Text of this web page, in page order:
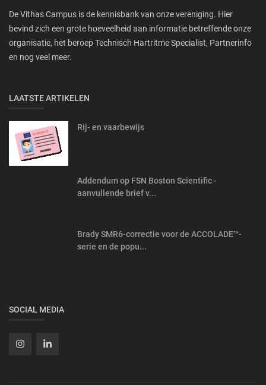
De Vithas Campus is de kennisbank van onze vereniging. Hier
bevind zich een grote hoeveelheid aan informatie betreffende onze
organisatie, het beroep Technisch Hartritme Specialist, Partnerinfo
en nog veel meer.
LAATSTE ARTIKELEN
Rij- en vaarbewijs
Addendum op FSN Boston Scientific -
aanvullende brief v...
Brady SMR6-correctie voor de ACCOLADE™-
serie en de popu...
SOCIAL MEDIA